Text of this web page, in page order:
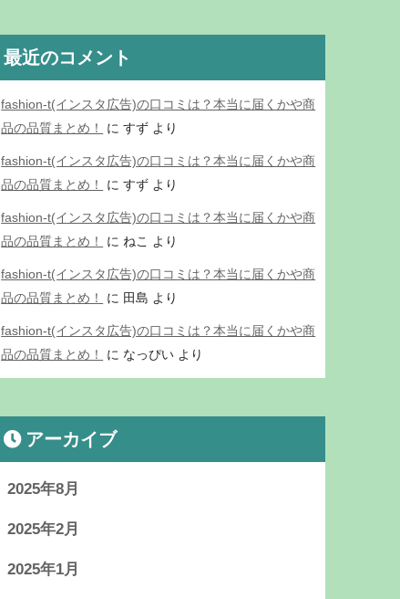
最近のコメント
fashion-t(インスタ広告)の口コミは？本当に届くかや商
品の品質まとめ！
にすず より
fashion-t(インスタ広告)の口コミは？本当に届くかや商
品の品質まとめ！
にすず より
fashion-t(インスタ広告)の口コミは？本当に届くかや商
品の品質まとめ！
に ねこ より
fashion-t(インスタ広告)の口コミは？本当に届くかや商
品の品質まとめ！
に 田島 より
fashion-t(インスタ広告)の口コミは？本当に届くかや商
品の品質まとめ！
に なっぴい より
アーカイブ
2025年8月
2025年2月
2025年1月